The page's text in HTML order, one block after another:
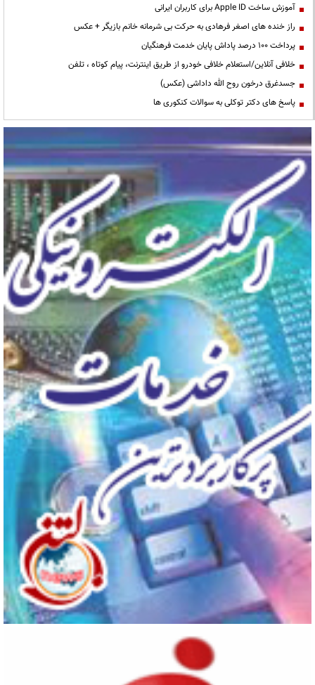
آموزش ساخت Apple ID برای کاربران ایرانی
راز خنده های اصغر فرهادی به حرکت بی شرمانه خانم بازیگر + عکس
پرداخت ۱۰۰ درصد پاداش پایان خدمت فرهنگیان
خلافی آنلاین/استعلام خلافی خودرو از طریق اینترنت، پیام کوتاه ، تلفن
جسدغرق درخون روح الله داداشی (عکس)
پاسخ های دکتر توکلی به سوالات کنکوری ها